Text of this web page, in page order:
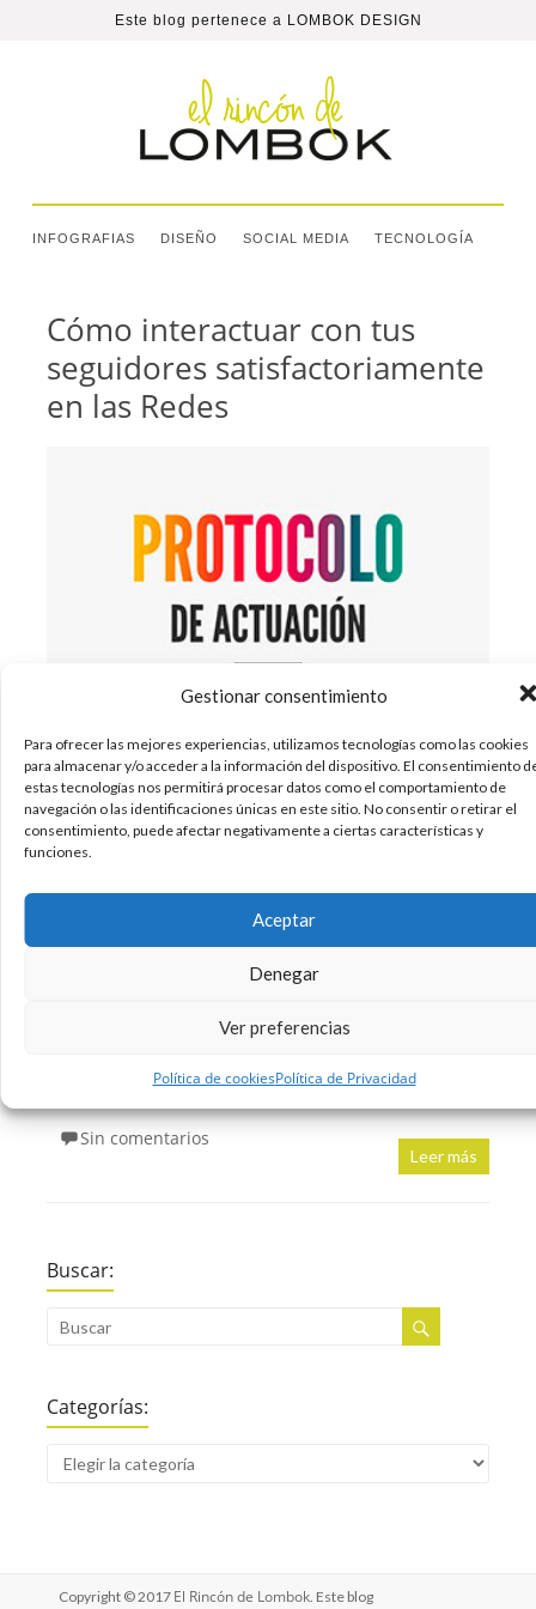
Gestionar consentimiento
Para ofrecer las mejores experiencias, utilizamos tecnologías como las cookies
para almacenar y/o acceder a la información del dispositivo. El consentimiento
estas tecnologías nos permitirá procesar datos como el comportamiento de
navegación o las identificaciones únicas en este sitio. No consentir o retirar el
consentimiento, puede afectar negativamente a ciertas características y
funciones.
Aceptar
Denegar
Ver preferencias
Política de cookiesPolítica de Privacidad
Este blog pertenece a LOMBOK DESIGN
INFOGRAFIAS DISEÑO SOCIAL MEDIA TECNOLOGÍA
Cómo interactuar con tus
seguidores satisfactoriamente
en las Redes
Muchas veces nos sentimos bloqueados a la
hora de responder un comentario en las redes
sociales ya que responder a un crítica o un
comentario negativo nunca es fácil. Al
interactuar debemos adoptar una postura
positiva, con la que debemos intentar reaccionar
Comunicación, Infografias,Redes Sociales,
Sin comentarios
Leer más
Buscar:
Categorías:
Copyright © 2017 El Rincón de Lombok. Este blog